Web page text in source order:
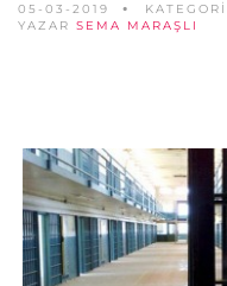
05-03-2019 KATEGORİ
YAZAR SEMA MARAŞLI